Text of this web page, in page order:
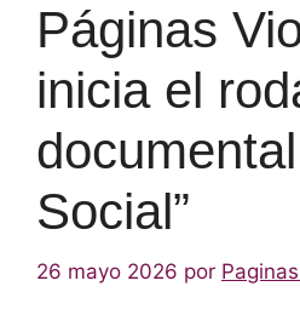
Páginas
inicia el
Social”
26 mayo 2026 por